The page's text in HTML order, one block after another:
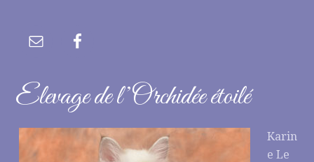
Elevage de l’Orchidée étoilé
Karin
e Le